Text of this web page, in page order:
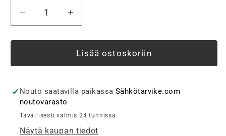
Vähennä
tuotteen
Piharasia
Piha
D,
2xPR,
1xVVS
määrää
Lisää
tuotteen
Piharasia
Fibox
Piha
D,
1xVVS
määrää
Lisää ostoskoriin
Nouto saatavilla paikassa Sähkötarvike.com
noutovarasto
Tavallisesti valmis 24 tunnissa
Näytä kaupan tiedot